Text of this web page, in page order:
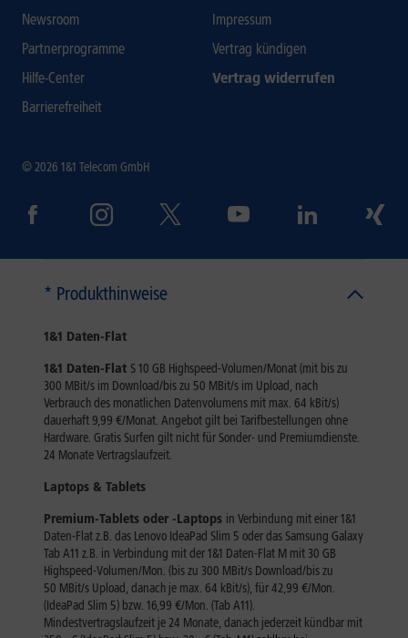
Newsroom
Partnerprogramme
Hilfe-Center
Barrierefreiheit
Impressum
Vertrag kündigen
Vertrag widerrufen
© 2026 1&1 Telecom GmbH